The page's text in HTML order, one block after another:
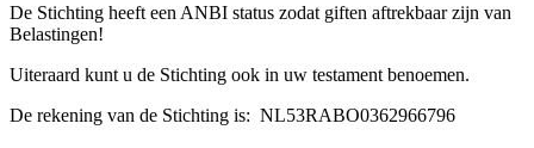
De Stichting heeft een ANBI status zodat giften aftrekbaar zijn van
Belastingen!
Uiteraard kunt u de Stichting ook in uw testament benoemen.
De rekening van de Stichting is: NL53RABO0362966796